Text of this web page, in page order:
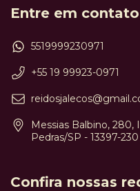
Entre em contato
5519999230971
+55 19 99923-0971
Messias Balbino, 280,
Pedras/SP - 13397-230
Confira nossas